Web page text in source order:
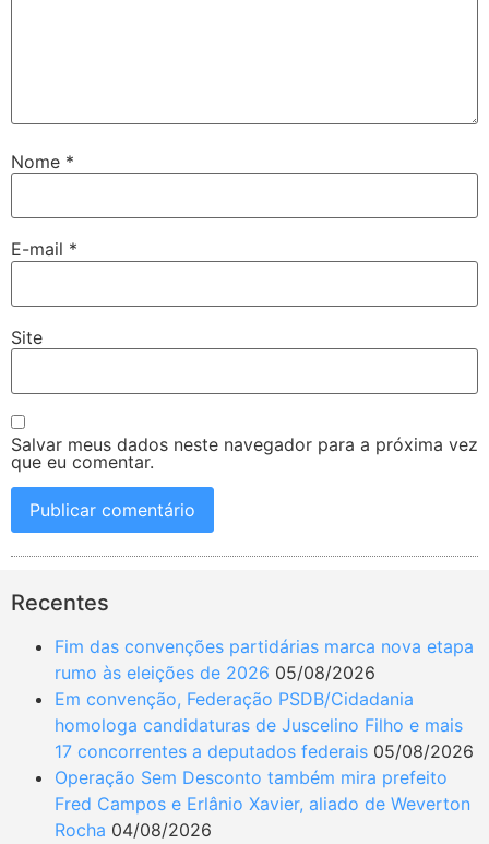
Nome *
E-mail *
Site
Salvar meus dados neste navegador para a próxima vez
que eu comentar.
Recentes
Fim das convenções partidárias marca nova etapa
rumo às eleições de 2026 05/08/2026
Em convenção, Federação PSDB/Cidadania
homologa candidaturas de Juscelino Filho e mais
17 concorrentes a deputados federais 05/08/2026
Operação Sem Desconto também mira prefeito
Fred Campos e Erlânio Xavier, aliado de Weverton
Rocha 04/08/2026